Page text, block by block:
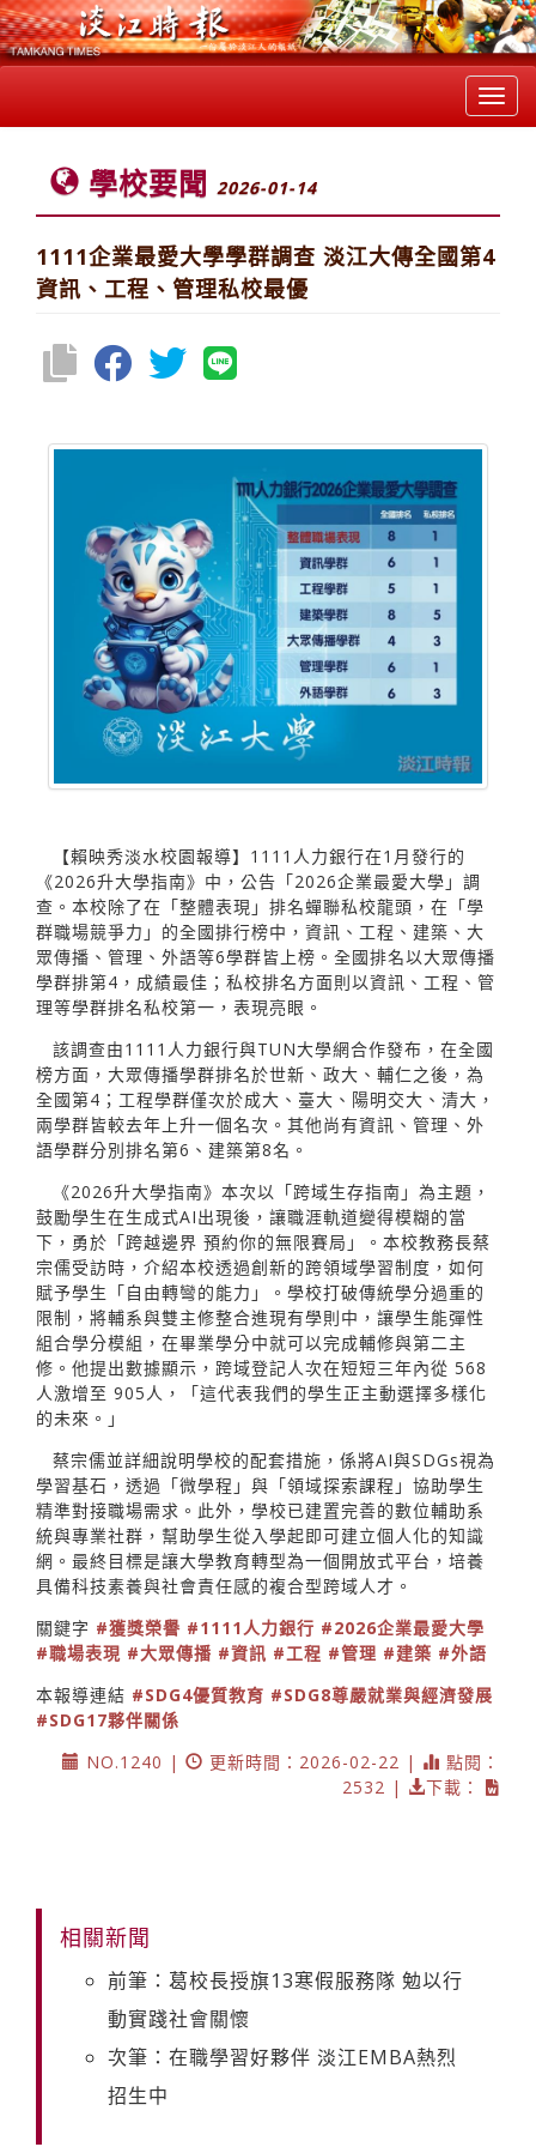
學校要聞 2026-01-14
1111企業最愛大學學群調查 淡江大傳全國第4
資訊、工程、管理私校最優
【賴映秀淡水校園報導】1111人力銀行在1月發行的
《2026升大學指南》中，公告「2026企業最愛大學」調
查。本校除了在「整體表現」排名蟬聯私校龍頭，在「學
群職場競爭力」的全國排行榜中，資訊、工程、建築、大
眾傳播、管理、外語等6學群皆上榜。全國排名以大眾傳播
學群排第4，成績最佳；私校排名方面則以資訊、工程、管
理等學群排名私校第一，表現亮眼。
該調查由1111人力銀行與TUN大學網合作發布，在全國
榜方面，大眾傳播學群排名於世新、政大、輔仁之後，為
全國第4；工程學群僅次於成大、臺大、陽明交大、清大，
兩學群皆較去年上升一個名次。其他尚有資訊、管理、外
語學群分別排名第6、建築第8名。
《2026升大學指南》本次以「跨域生存指南」為主題，
鼓勵學生在生成式AI出現後，讓職涯軌道變得模糊的當
下，勇於「跨越邊界 預約你的無限賽局」。本校教務長蔡
宗儒受訪時，介紹本校透過創新的跨領域學習制度，如何
賦予學生「自由轉彎的能力」。學校打破傳統學分過重的
限制，將輔系與雙主修整合進現有學則中，讓學生能彈性
組合學分模組，在畢業學分中就可以完成輔修與第二主
修。他提出數據顯示，跨域登記人次在短短三年內從 568
人激增至 905人，「這代表我們的學生正主動選擇多樣化
的未來。」
蔡宗儒並詳細說明學校的配套措施，係將AI與SDGs視為
學習基石，透過「微學程」與「領域探索課程」協助學生
精準對接職場需求。此外，學校已建置完善的數位輔助系
統與專業社群，幫助學生從入學起即可建立個人化的知識
網。最終目標是讓大學教育轉型為一個開放式平台，培養
具備科技素養與社會責任感的複合型跨域人才。
關鍵字 #獲獎榮譽 #1111人力銀行 #2026企業最愛大學
#職場表現 #大眾傳播 #資訊 #工程 #管理 #建築 #外語
本報導連結 #SDG4優質教育 #SDG8尊嚴就業與經濟發展
#SDG17夥伴關係
NO.1240 |
更新時間：2026-02-22 |
點閱：
2532 |
下載：
相關新聞
前筆：葛校長授旗13寒假服務隊 勉以行
動實踐社會關懷
次筆：在職學習好夥伴 淡江EMBA熱烈
招生中